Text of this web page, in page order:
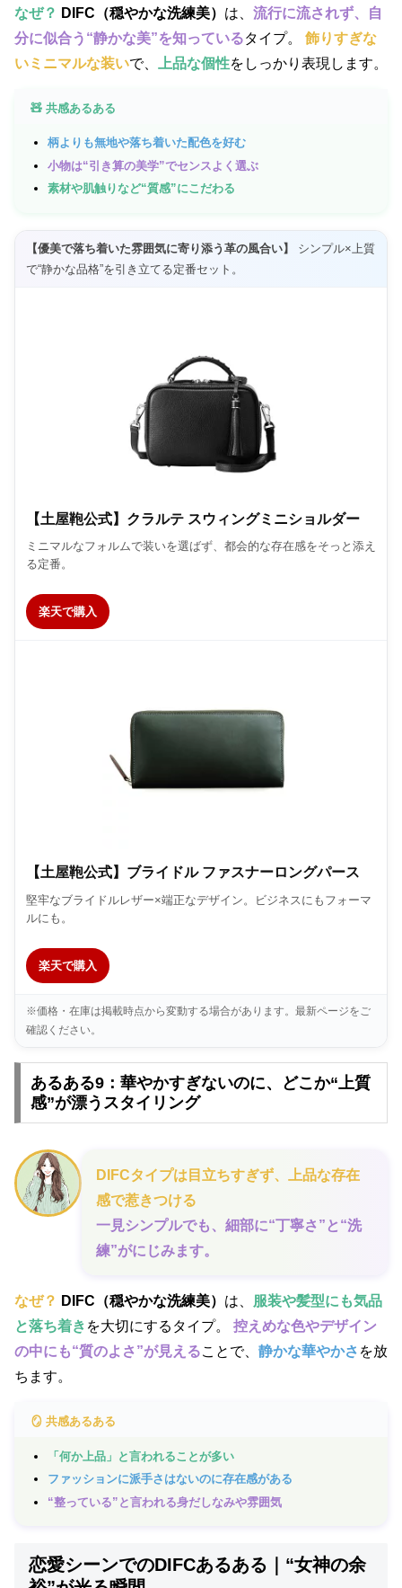
なぜ？ DIFC（穏やかな洗練美） は、 流行に流されず、自
分に似合う“静かな美”を知っているタイプ。 飾りすぎな
いミニマルな装いで、 上品な個性をしっかり表現します。
🧸 共感あるある
柄よりも無地や落ち着いた配色を好む
小物は“引き算の美学”でセンスよく選ぶ
素材や肌触りなど“質感”にこだわる
【優美で落ち着いた雰囲気に寄り添う革の風合い】
シンプル×上質
で“静かな品格”を引き立てる定番セット。
【土屋鞄公式】クラルテ スウィングミニショルダー
ミニマルなフォルムで装いを選ばず、都会的な存在感をそっと添え
る定番。
楽天で購入
【土屋鞄公式】ブライドル ファスナーロングパース
堅牢なブライドルレザー×端正なデザイン。ビジネスにもフォーマ
ルにも。
楽天で購入
※価格・在庫は掲載時点から変動する場合があります。最新ページをご
確認ください。
あるある9：華やかすぎないのに、どこか“上質
感”が漂うスタイリング
DIFCタイプは目立ちすぎず、上品な存在
感で惹きつける
一見シンプルでも、細部に“丁寧さ”と“洗
練”がにじみます。
なぜ？ DIFC（穏やかな洗練美） は、
服装や髪型にも気品
と落ち着き を大切にするタイプ。 控えめな色やデザイン
の中にも“質のよさ”が見えることで、 静かな華やかさ を放
ちます。
🪞 共感あるある
「何か上品」と言われることが多い
ファッションに派手さはないのに存在感がある
“整っている”と言われる身だしなみや雰囲気
恋愛シーンでのDIFCあるある｜“女神の余